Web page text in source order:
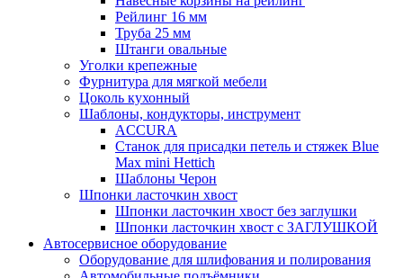
Рейлинг 16 мм
Труба 25 мм
Штанги овальные
Уголки крепежные
Фурнитура для мягкой мебели
Цоколь кухонный
Шаблоны, кондукторы, инструмент
ACCURA
Станок для присадки петель и стяжек Blue
Max mini Hettich
Шаблоны Черон
Шпонки ласточкин хвост
Шпонки ласточкин хвост без заглушки
Шпонки ласточкин хвост с ЗАГЛУШКОЙ
Автосервисное оборудование
Оборудование для шлифования и полирования